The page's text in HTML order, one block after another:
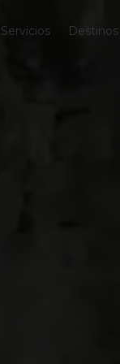
Servicios Destinos